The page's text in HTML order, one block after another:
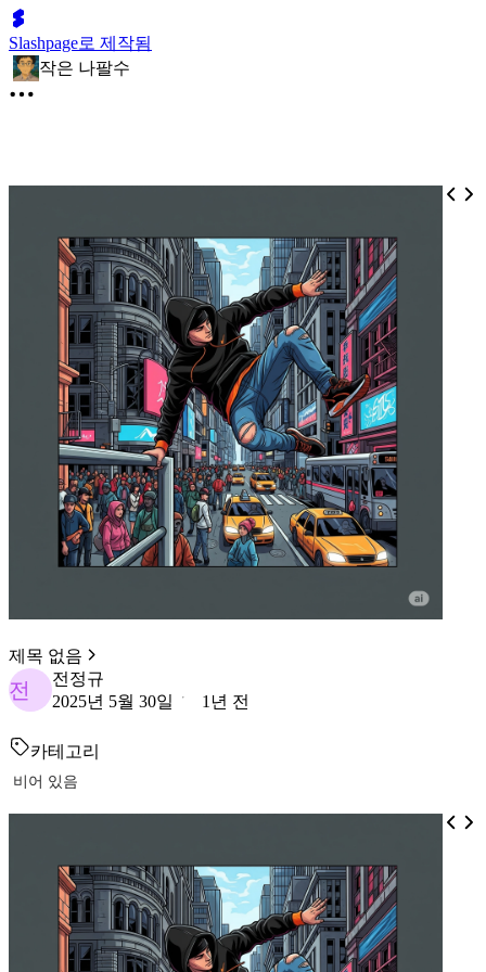
Slashpage로 제작됨
작은 나팔수
제목 없음
전
전정규
2025년 5월 30일
1년 전
카테고리
비어 있음